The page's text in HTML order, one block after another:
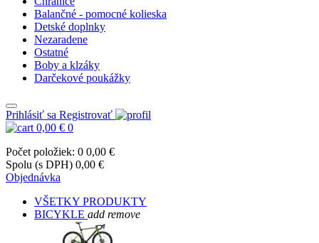
Balančné - pomocné kolieska
Detské doplnky
Nezaradene
Ostatné
Boby a klzáky
Darčekové poukážky
Prihlásiť sa Registrovať
0,00 € 0
Počet položiek: 0 0,00 €
Spolu (s DPH) 0,00 €
Objednávka
VŠETKY PRODUKTY
BICYKLE add remove